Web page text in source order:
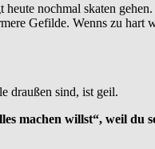
nochmal skaten
Gefilde. Wenns zu hart
draußen sind, ist geil.
machen willst“, weil du